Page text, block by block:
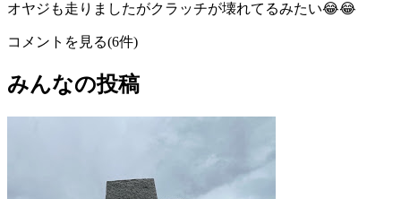
オヤジも走りましたがクラッチが壊れてるみたい😂😂
コメントを見る(6件)
みんなの投稿